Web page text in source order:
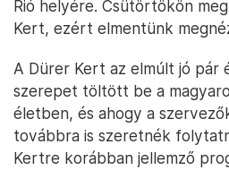
Rió helyére. Csütörtökön
Kert, ezért elmentünk
A Dürer Kert az elmúlt jó pár
szerepet töltött be a
életben, és ahogy a
továbbra is szeretnék
Kertre korábban jellemző